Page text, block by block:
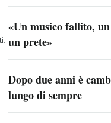
«Un musico fallito,
un prete»
Dopo due anni è
lungo di sempre